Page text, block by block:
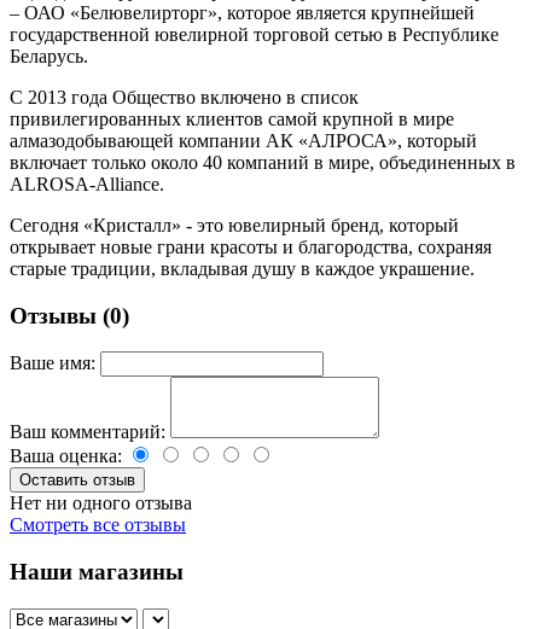
– ОАО «Белювелирторг», которое является крупнейшей
государственной ювелирной торговой сетью в Республике
Беларусь.
С 2013 года Общество включено в список
привилегированных клиентов самой крупной в мире
алмазодобывающей компании АК «АЛРОСА», который
включает только около 40 компаний в мире, объединенных в
ALROSA-Alliance.
Сегодня «Кристалл» - это ювелирный бренд, который
открывает новые грани красоты и благородства, сохраняя
старые традиции, вкладывая душу в каждое украшение.
Отзывы (0)
Ваше имя:
Ваш комментарий:
Ваша оценка:
Нет ни одного отзыва
Смотреть все отзывы
Наши магазины